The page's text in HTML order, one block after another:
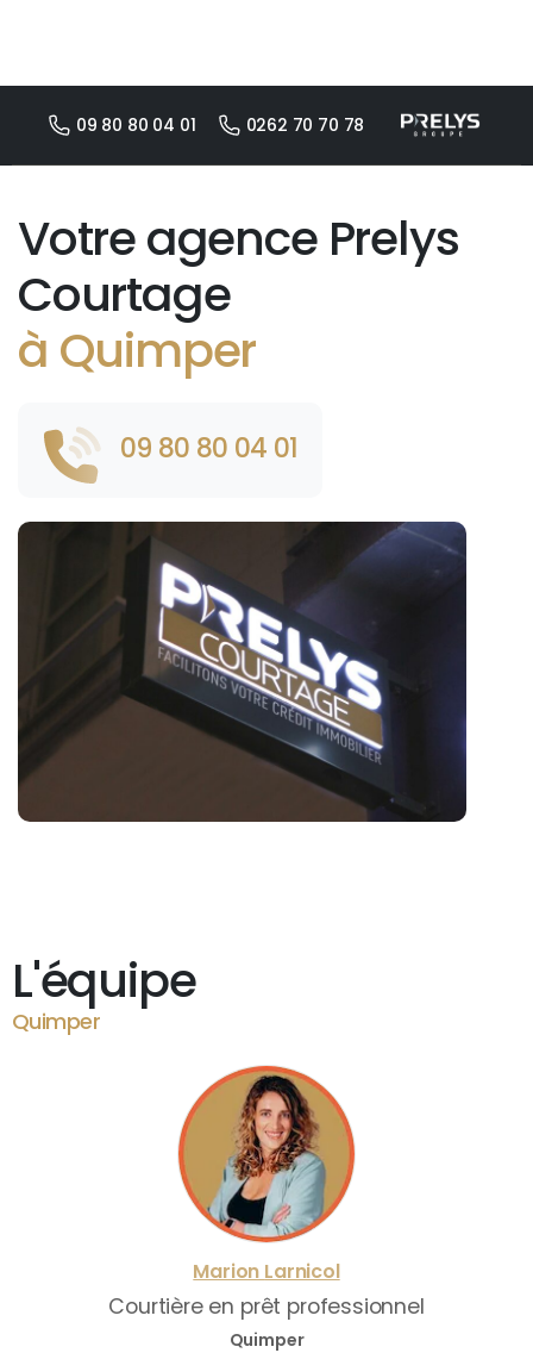
09 80 80 04 01 0262 70 70 78
Votre agence Prelys
Courtage
à Quimper
09 80 80 04 01
L'équipe
Quimper
Marion Larnicol
Courtière en prêt professionnel
Quimper